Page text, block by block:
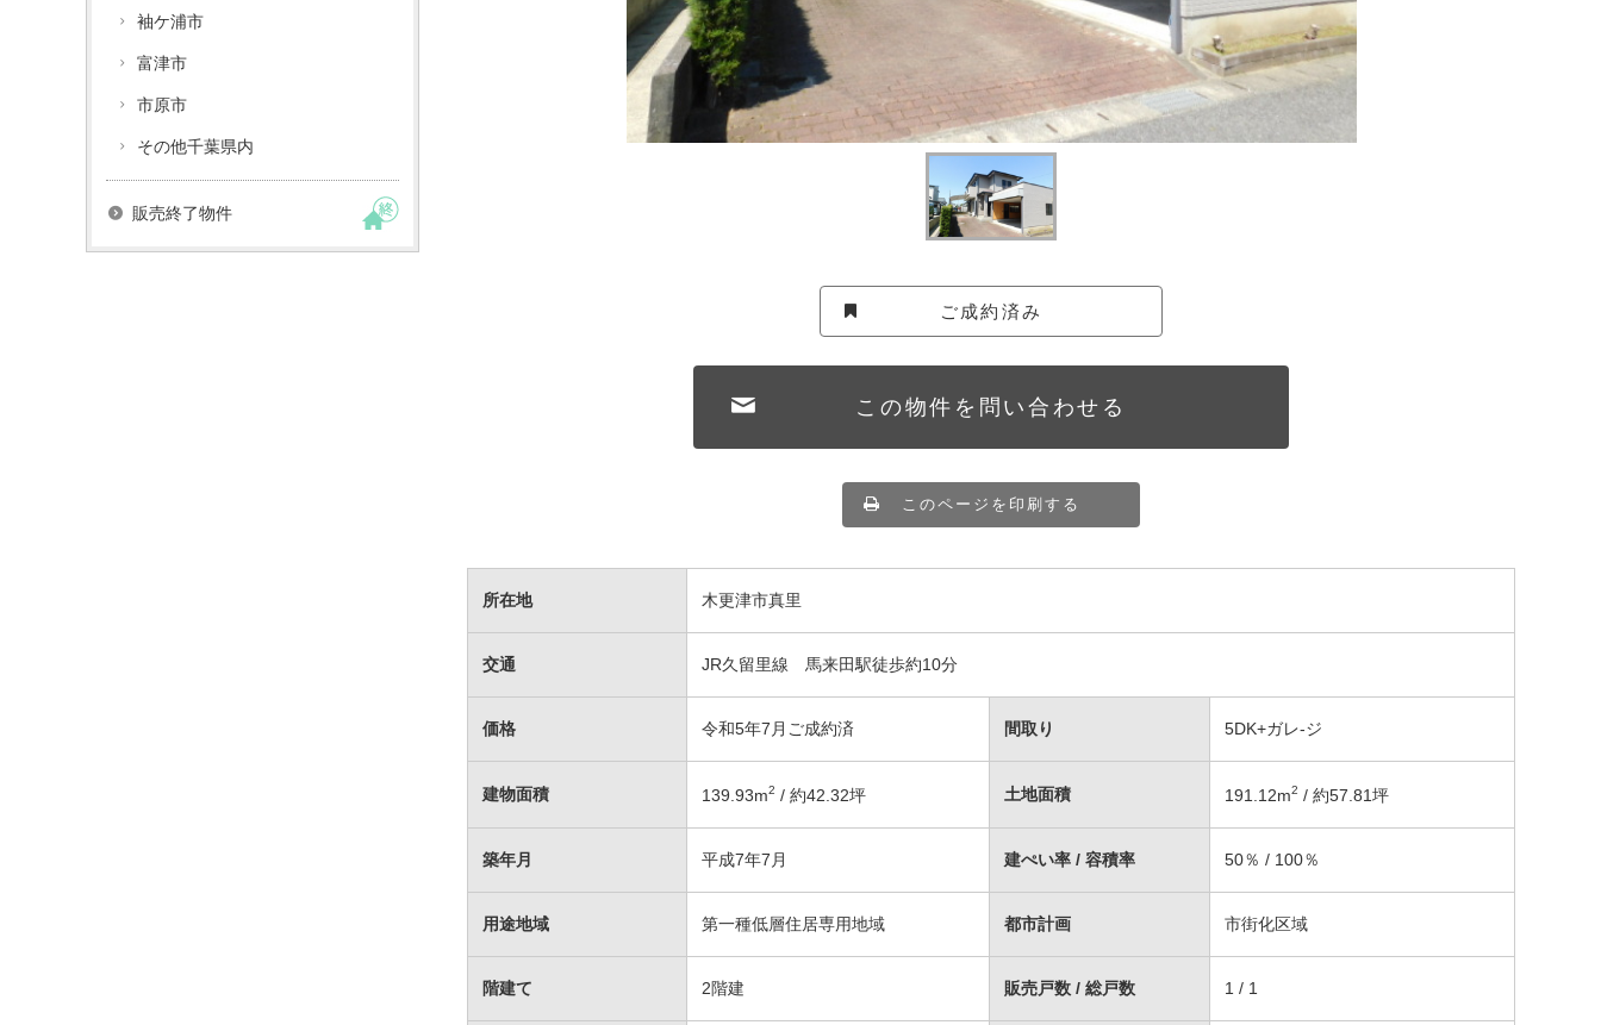
ご成約済み
この物件を問い合わせる
このページを印刷する
所在地 木更津市真里
交通 JR久留里線 馬来田駅徒歩約10分
価格 令和5年7月ご成約済 間取り 5DK+ガレ-ジ
建物面積 139.93m2 / 約42.32坪 土地面積 191.12m2 / 約57.81坪
築年月 平成7年7月 建ぺい率 / 容積率 50％ / 100％
用途地域 第一種低層住居専用地域 都市計画 市街化区域
階建て 2階建 販売戸数 / 総戸数 1 / 1
袖ケ浦市
富津市
市原市
その他千葉県内
販売終了物件